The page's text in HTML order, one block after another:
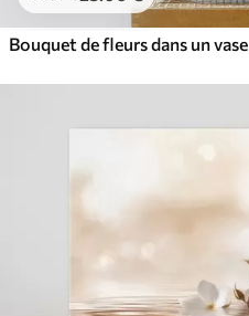
Bouquet de fleurs dans un vase